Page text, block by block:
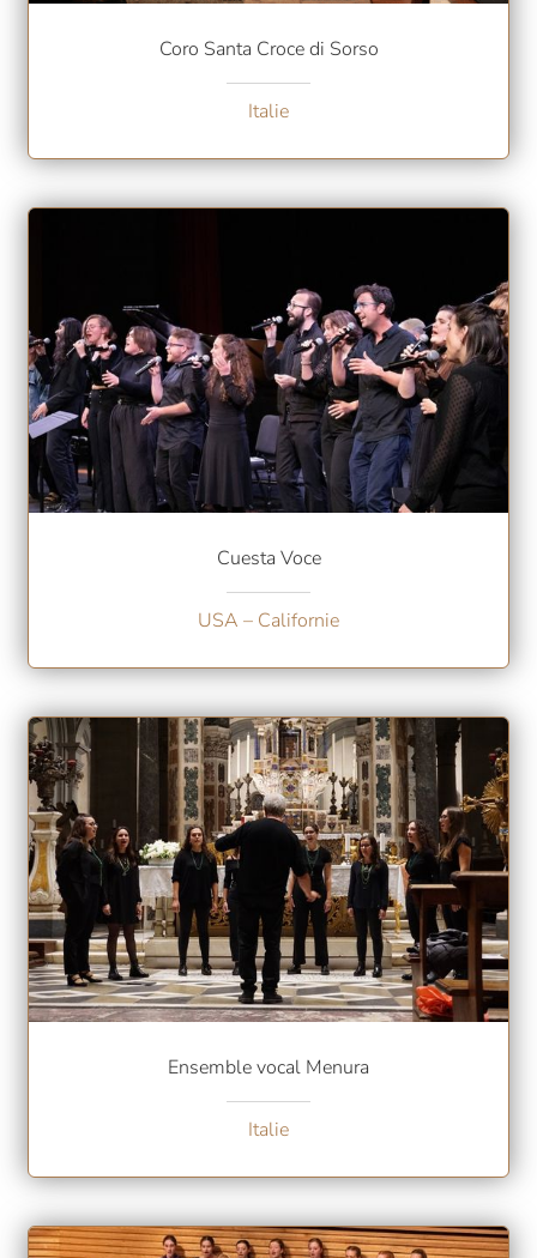
Coro Santa Croce di Sorso
Italie
Cuesta Voce
USA – Californie
Ensemble vocal Menura
Italie